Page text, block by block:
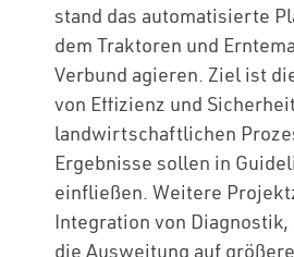
stand das automatisierte
dem Traktoren und
Verbund agieren. Ziel ist
von Effizienz und
landwirtschaftlichen
Ergebnisse sollen in
einfließen. Weitere
Integration von
die Ausweitung auf größere